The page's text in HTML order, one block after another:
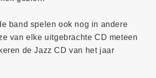
band spelen ook nog in andere
van elke uitgebrachte CD meteen
de Jazz CD van het jaar